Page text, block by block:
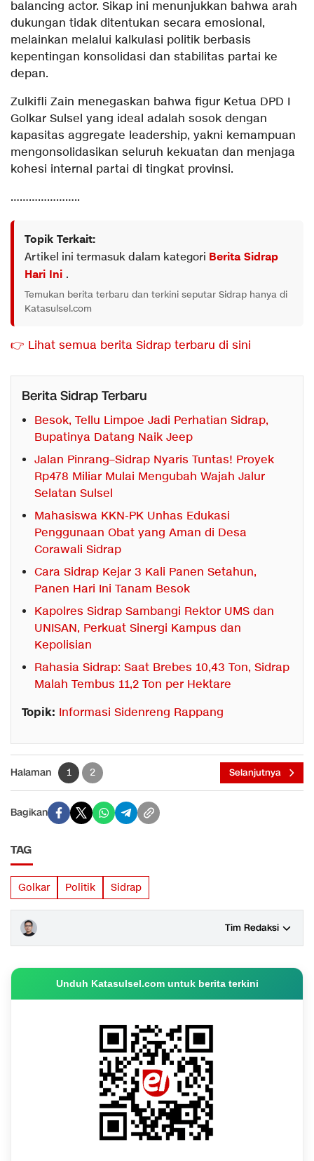
balancing actor. Sikap ini menunjukkan bahwa arah
dukungan tidak ditentukan secara emosional,
melainkan melalui kalkulasi politik berbasis
kepentingan konsolidasi dan stabilitas partai ke
depan.
Zulkifli Zain menegaskan bahwa figur Ketua DPD I
Golkar Sulsel yang ideal adalah sosok dengan
kapasitas aggregate leadership, yakni kemampuan
mengonsolidasikan seluruh kekuatan dan menjaga
kohesi internal partai di tingkat provinsi.
…………………..
Topik Terkait:
Artikel ini termasuk dalam kategori Berita Sidrap
Hari Ini .
Temukan berita terbaru dan terkini seputar Sidrap hanya di
Katasulsel.com
👉 Lihat semua berita Sidrap terbaru di sini
Berita Sidrap Terbaru
Besok, Tellu Limpoe Jadi Perhatian Sidrap,
Bupatinya Datang Naik Jeep
Jalan Pinrang–Sidrap Nyaris Tuntas! Proyek
Rp478 Miliar Mulai Mengubah Wajah Jalur
Selatan Sulsel
Mahasiswa KKN-PK Unhas Edukasi
Penggunaan Obat yang Aman di Desa
Corawali Sidrap
Cara Sidrap Kejar 3 Kali Panen Setahun,
Panen Hari Ini Tanam Besok
Kapolres Sidrap Sambangi Rektor UMS dan
UNISAN, Perkuat Sinergi Kampus dan
Kepolisian
Rahasia Sidrap: Saat Brebes 10,43 Ton, Sidrap
Malah Tembus 11,2 Ton per Hektare
Topik: Informasi Sidenreng Rappang
Halaman 1 2 Selanjutnya
Bagikan
TAG
Golkar Politik Sidrap
Tim Redaksi
Unduh Katasulsel.com untuk berita terkini